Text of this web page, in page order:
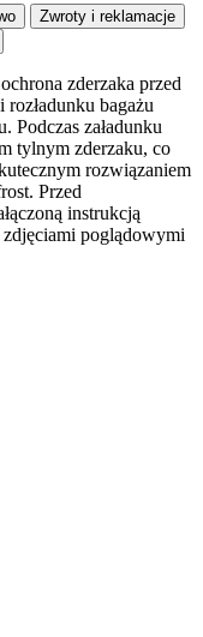
Zwroty i reklamacje
zderzaka przed
bagażu
Podczas załadunku
tylnym zderzaku, co
rozwiązaniem
Przed
instrukcją
poglądowymi